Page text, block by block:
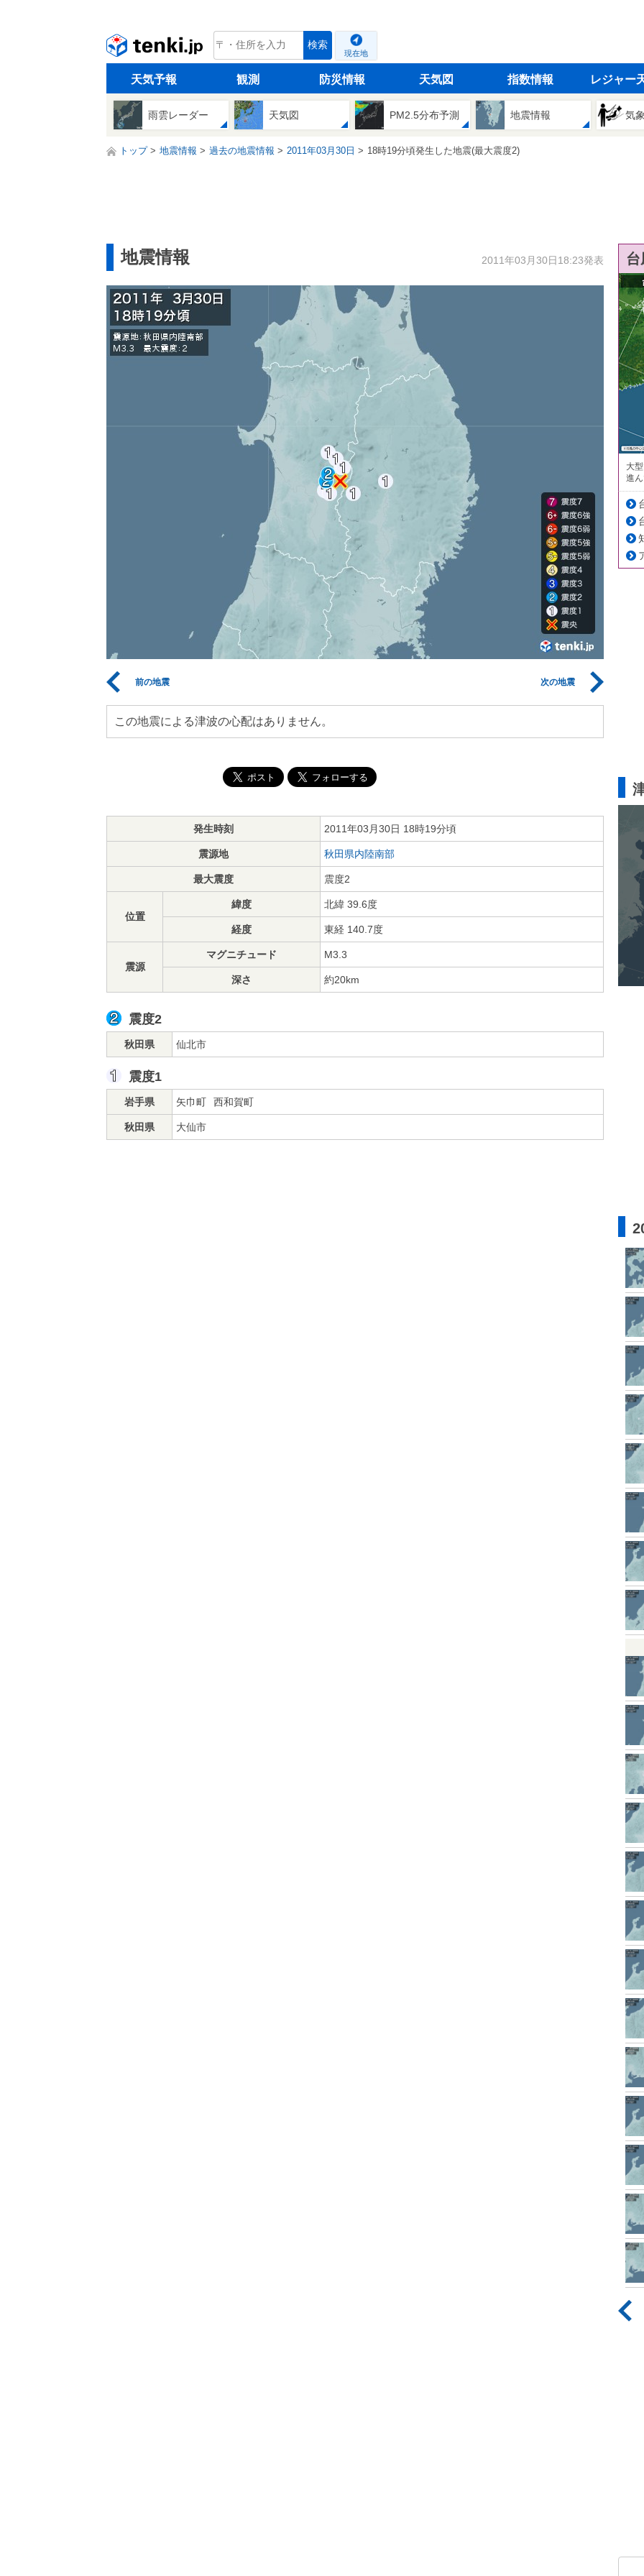
tenki.jp 検索
現在地
天気予報 観測 防災情報 天気図 指数情報 レジャー
雨雲レーダー 天気図 PM2.5分布予測 地震情報 気
トップ 地震情報 過去の地震情報 2011年03月30日 18時19分頃発生した地震(最大震度2)
地震情報 2011年03月30日18:23発表
前の地震 次の地震
この地震による津波の心配はありません。
発生時刻 2011年03月30日 18時19分頃
震源地 秋田県内陸南部
最大震度 震度2
位置
緯度 北緯 39.6度
経度 東経 140.7度
震源
マグニチュード M3.3
深さ 約20km
震度2
秋田県 仙北市
震度1
岩手県 矢巾町 西和賀町
秋田県 大仙市
大
進